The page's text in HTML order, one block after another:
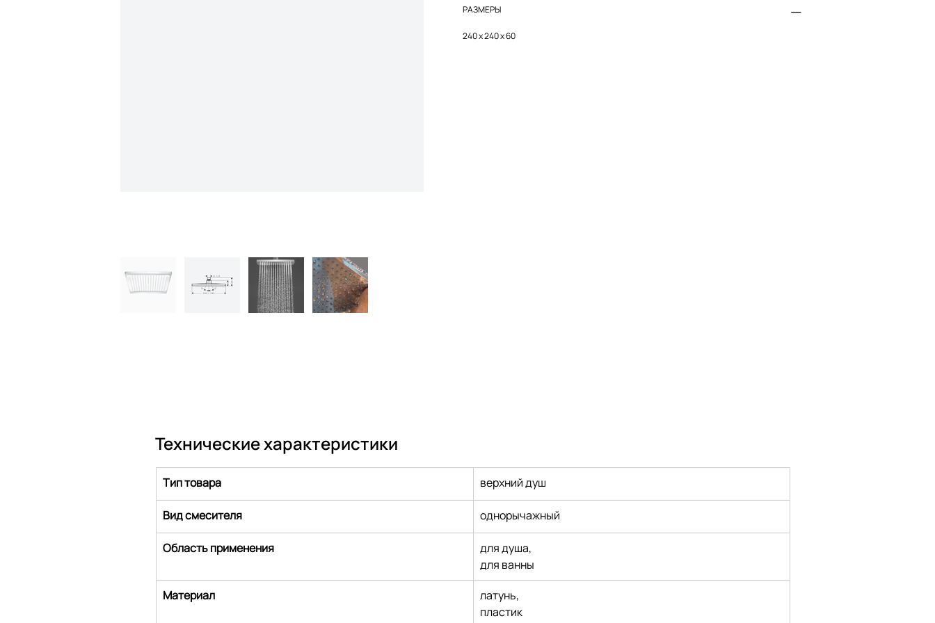
РАЗМЕРЫ
240 x 240 x 60
Технические характеристики
Тип товара верхний душ
Вид смесителя однорычажный
Область применения
для душа,
для ванны
Материал
латунь,
пластик